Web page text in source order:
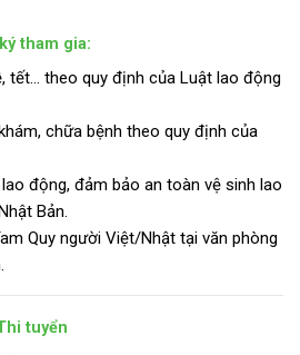
tham gia:
tết… theo quy định của Luật lao động
chữa bệnh theo quy định của
động, đảm bảo an toàn vệ sinh lao
Bản.
Quy người Việt/Nhật tại văn phòng
tuyển